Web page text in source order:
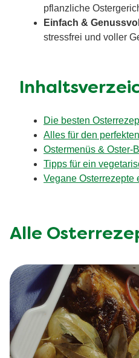
pflanzliche
Einfach &
stressfrei und voller
Die besten
Alles für den
Ostermenüs & Oster-
Tipps für ein
Vegane Osterrezepte
Alle